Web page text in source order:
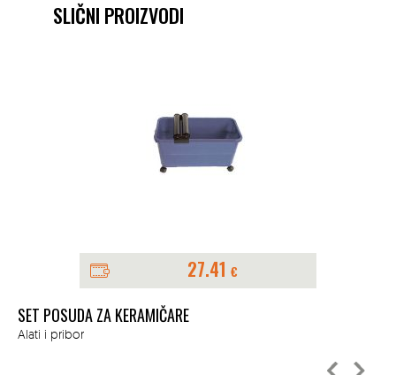
SLIČNI PROIZVODI
27.41 €
SET POSUDA ZA KERAMIČARE
Alati i pribor